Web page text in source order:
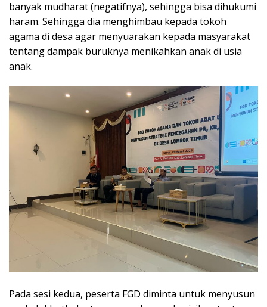
banyak mudharat (negatifnya), sehingga bisa dihukumi
haram. Sehingga dia menghimbau kepada tokoh
agama di desa agar menyuarakan kepada masyarakat
tentang dampak buruknya menikahkan anak di usia
anak.
Pada sesi kedua, peserta FGD diminta untuk menyusun